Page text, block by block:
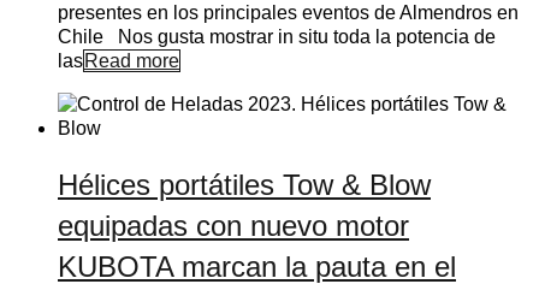
presentes en los principales eventos de Almendros en
Chile Nos gusta mostrar in situ toda la potencia de
lasRead more
Hélices portátiles Tow & Blow
equipadas con nuevo motor
KUBOTA marcan la pauta en el